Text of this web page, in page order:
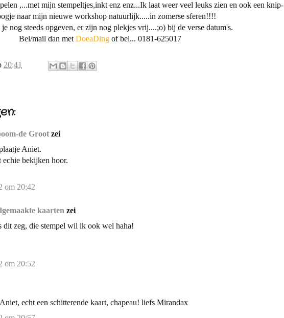
,...met mijn stempeltjes,inkt enz enz...Ik laat weer veel leuks zien en ook een knip-
naar mijn nieuwe workshop natuurlijk.....in zomerse sferen!!!!
je nog steeds opgeven, er zijn nog plekjes vrij....;o) bij de verse datum's.
Bel/mail dan met DoeaDing of bel... 0181-625017
20:41
de Groot zei
Aniet.
bekijken hoor.
om 20:42
kaarten zei
dit zeg, die stempel wil ik ook wel haha!
om 20:52
echt een schitterende kaart, chapeau! liefs Mirandax